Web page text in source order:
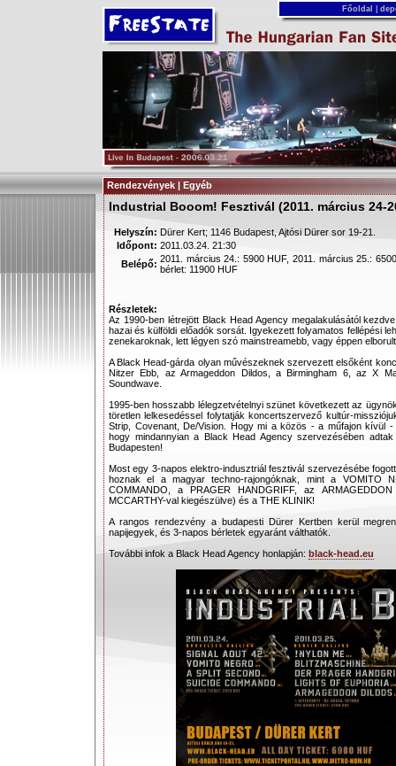
Főoldal
Rendezvények | Egyéb
Industrial Booom! Fesztivál (2011. március 24-
Helyszín: Dürer Kert; 1146 Budapest, Ajtósi Dürer sor 19-21.
Időpont: 2011.03.24. 21:30
Belépő: 2011. március 24.: 5900 HUF, 2011. március 25.:
bérlet: 11900 HUF
Részletek:
Az 1990-ben létrejött Black Head Agency megalakulásától
hazai és külföldi előadók sorsát. Igyekezett folyamatos fellépési
zenekaroknak, lett légyen szó mainstreamebb, vagy éppen
A Black Head-gárda olyan művészeknek szervezett elsőként
Nitzer Ebb, az Armageddon Dildos, a Birmingham 6, az X
Soundwave.
1995-ben hosszabb lélegzetvételnyi szünet következett az
töretlen lelkesedéssel folytatják koncertszervező kultúr-
Strip, Covenant, De/Vision. Hogy mi a közös - a műfajon kívül
hogy mindannyian a Black Head Agency szervezésében
Budapesten!
Most egy 3-napos elektro-indusztriál fesztivál szervezésébe
hoznak el a magyar techno-rajongóknak, mint a VOMITO
COMMANDO, a PRAGER HANDGRIFF, az
MCCARTHY-val kiegészülve) és a THE KLINIK!
A rangos rendezvény a budapesti Dürer Kertben kerül
napijegyek, és 3-napos bérletek egyaránt válthatók.
További infok a Black Head Agency honlapján: black-head.eu